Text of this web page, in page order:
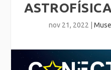
nov 21, 2022